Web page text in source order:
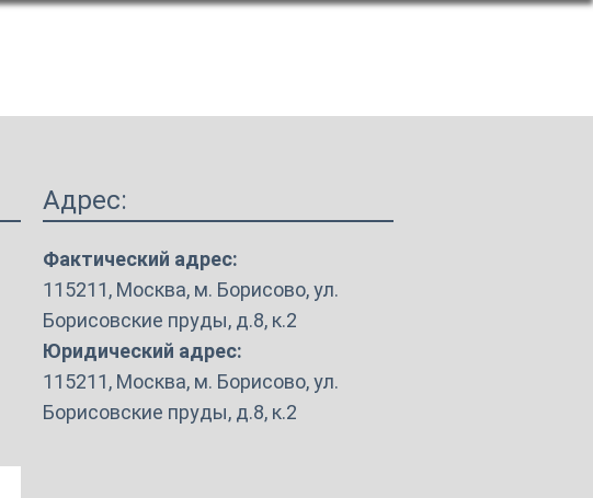
График работы и контакты
Вакансии института
Адрес:
Фактический адрес:
115211, Москва, м. Борисово, ул.
Борисовские пруды, д.8, к.2
Юридический адрес:
115211, Москва, м. Борисово, ул.
Борисовские пруды, д.8, к.2